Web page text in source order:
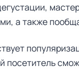
а также